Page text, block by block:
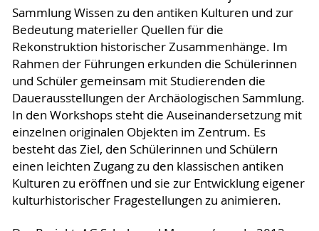
Sammlung Wissen zu den antiken Kulturen und zur
Bedeutung materieller Quellen für die
Rekonstruktion historischer Zusammenhänge. Im
Rahmen der Führungen erkunden die Schülerinnen
und Schüler gemeinsam mit Studierenden die
Dauerausstellungen der Archäologischen Sammlung.
In den Workshops steht die Auseinandersetzung mit
einzelnen originalen Objekten im Zentrum. Es
besteht das Ziel, den Schülerinnen und Schülern
einen leichten Zugang zu den klassischen antiken
Kulturen zu eröffnen und sie zur Entwicklung eigener
kulturhistorischer Fragestellungen zu animieren.